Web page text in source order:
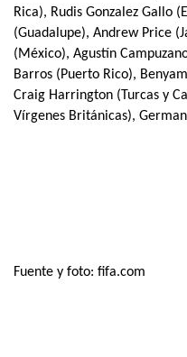
Rica), Rudis Gonzalez Gallo
(Guadalupe), Andrew Price
(México), Agustín
Barros (Puerto Rico),
Craig Harrington (Turcas y
Vírgenes Británicas),
Fuente y foto: fifa.com